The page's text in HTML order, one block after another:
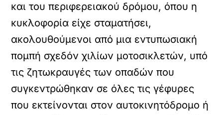
και του περιφερειακού δρόμου, όπου η
κυκλοφορία είχε σταματήσει,
ακολουθούμενοι από μια εντυπωσιακή
πομπή σχεδόν χιλίων μοτοσικλετών, υπό
τις ζητωκραυγές των οπαδών που
συγκεντρώθηκαν σε όλες τις γέφυρες
που εκτείνονται στον αυτοκινητόδρομο ή